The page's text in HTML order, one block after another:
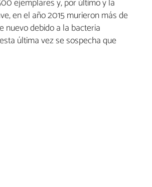
en el año 2015 murieron más de
nuevo debido a la bacteria
última vez se sospecha que